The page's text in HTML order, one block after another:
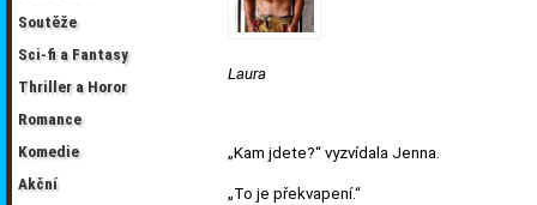
Soutěže
Sci-fi a Fantasy
Thriller a Horor
Romance
Komedie
Akční
Laura
„Kam jdete?“ vyzvídala Jenna.
„To je překvapení.“